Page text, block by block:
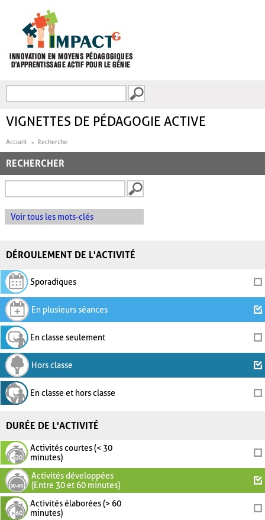
FORMULAIRE DE
VIGNETTES DE PÉDAGOGIE ACTIVE
Accueil Recherche
RECHERCHER
Voir tous les mots-clés
DÉROULEMENT DE L'ACTIVITÉ
Sporadiques
En plusieurs séances
En classe seulement
Hors classe
En classe et hors classe
DURÉE DE L'ACTIVITÉ
Activités courtes (< 30
minutes)
Activités développées
(Entre 30 et 60 minutes)
Activités élaborées (> 60
minutes)